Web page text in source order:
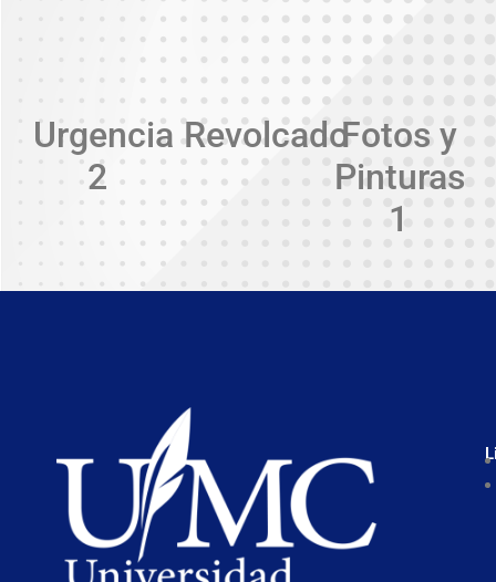
Urgencia
2
RevolcadoFotos y
Pinturas
1